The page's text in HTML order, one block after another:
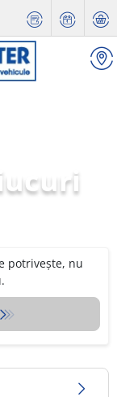
potrivește, nu